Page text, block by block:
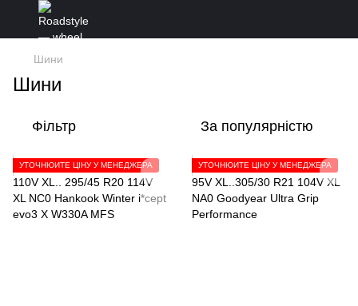
Шини
Шини
Фільтр За популярністю
УТОЧНЮЙТЕ ЦІНУ У МЕНЕДЖЕРА УТОЧНЮЙТЕ ЦІНУ У МЕНЕДЖЕРА